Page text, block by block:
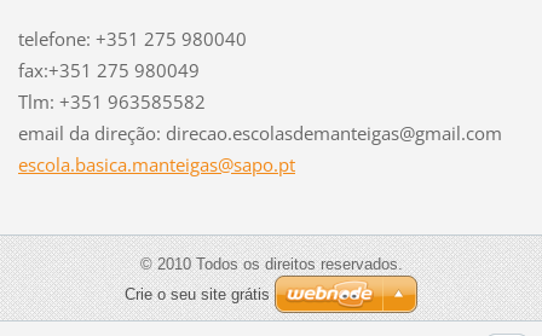
telefone: +351 275 980040
fax:+351 275 980049
Tlm: +351 963585582
email da direção: direcao.escolasdemanteigas@gmail.com
escola.basica.manteigas@sapo.pt
© 2010 Todos os direitos reservados.
Crie o seu site grátis